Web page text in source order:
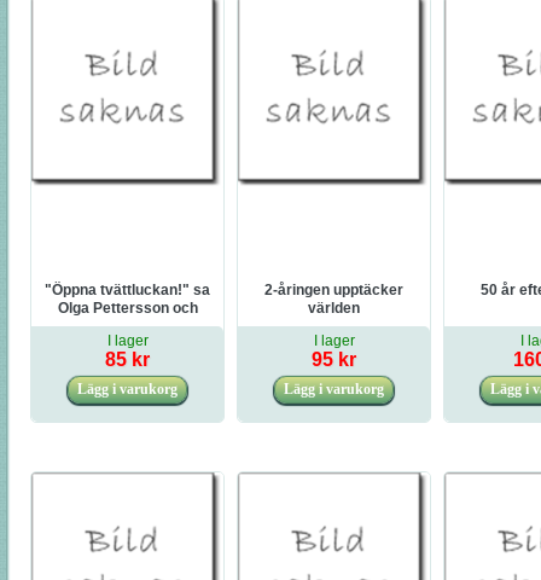
"Öppna tvättluckan!" sa
Olga Pettersson och
morrade till
I lager
85 kr
2-åringen upptäcker
världen
I lager
95 kr
50 år
I